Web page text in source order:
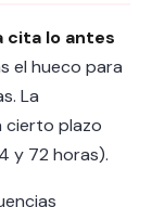
cita lo antes
el hueco para
La
cierto plazo
y 72 horas).